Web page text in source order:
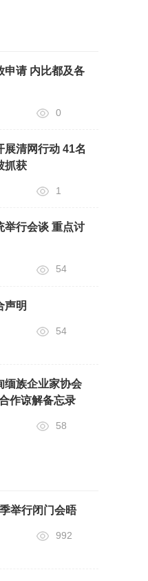
申请 内比都及各
0
展清网行动 41名
抓获
1
举行会谈 重点讨
54
声明
54
缅族企业家协会
作谅解备忘录
58
举行闭门会晤
992